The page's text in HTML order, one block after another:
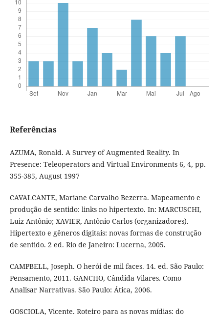
Referências
AZUMA, Ronald. A Survey of Augmented Reality. In
Presence: Teleoperators and Virtual Environments 6, 4, pp.
355-385, August 1997
CAVALCANTE, Mariane Carvalho Bezerra. Mapeamento e
produção de sentido: links no hipertexto. In: MARCUSCHI,
Luiz Antônio; XAVIER, Antônio Carlos (organizadores).
Hipertexto e gêneros digitais: novas formas de construção
de sentido. 2 ed. Rio de Janeiro: Lucerna, 2005.
CAMPBELL, Joseph. O herói de mil faces. 14. ed. São Paulo:
Pensamento, 2011. GANCHO, Cândida Vilares. Como
Analisar Narrativas. São Paulo: Ática, 2006.
GOSCIOLA, Vicente. Roteiro para as novas mídias: do